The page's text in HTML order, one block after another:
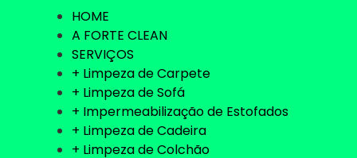
HOME
A FORTE CLEAN
SERVIÇOS
+ Limpeza de Carpete
+ Limpeza de Sofá
+ Impermeabilização de Estofados
+ Limpeza de Cadeira
+ Limpeza de Colchão